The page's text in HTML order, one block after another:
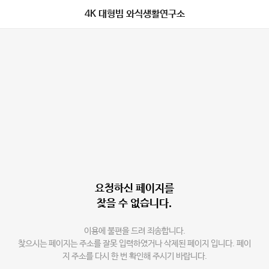
4K 대형빔 와식생활연구소
요청하신 페이지를
찾을 수 없습니다.
이용에 불편을 드려 죄송합니다.
찾으시는 페이지는 주소를 잘못 입력하였거나 삭제된 페이지 입니다. 페이
지 주소를 다시 한 번 확인해 주시기 바랍니다.